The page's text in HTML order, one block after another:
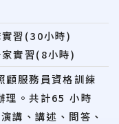
習(30小時)
實習(8小時)
顧服務員資格訓練
理。共計65 小時
講、講述、問答、